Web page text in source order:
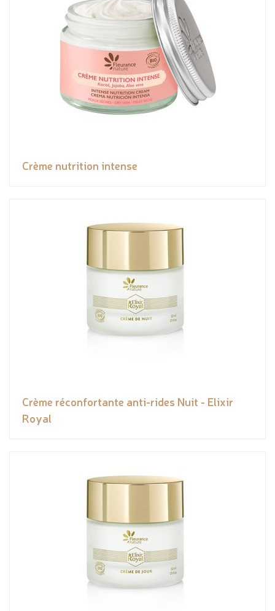
Crème nutrition intense
Crème réconfortante anti-rides Nuit - Elixir
Royal